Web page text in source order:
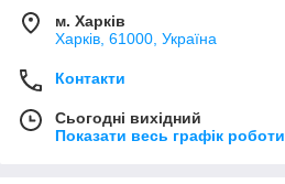
м. Харків
Харків, 61000, Україна
Контакти
Сьогодні вихідний
Показати весь графік роботи